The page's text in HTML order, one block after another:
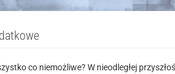
co niemożliwe? W nieodległej